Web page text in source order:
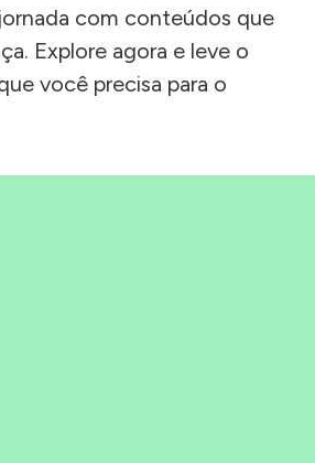
com conteúdos que
Explore agora e leve o
você precisa para o